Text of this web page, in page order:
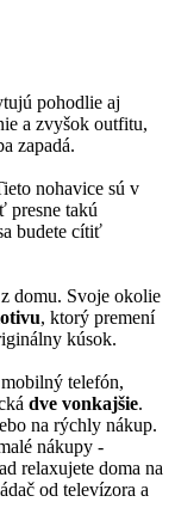
pohodlie aj
a zvyšok outfitu,
zapadá.
nohavice sú v
presne takú
budete cítiť
domu. Svoje okolie
, ktorý premení
kúsok.
telefón,
dve vonkajšie.
na rýchly nákup.
nákupy -
relaxujete doma na
od televízora a